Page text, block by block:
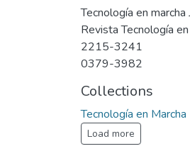
Tecnología en
Revista Tecnología
2215-3241
0379-3982
Collections
Tecnología en Marcha
Load more